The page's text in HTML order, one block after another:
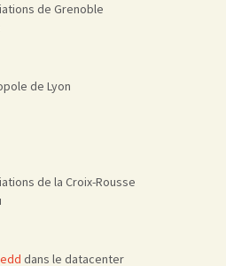
de Grenoble
de Lyon
de la Croix-Rousse
dans le datacenter